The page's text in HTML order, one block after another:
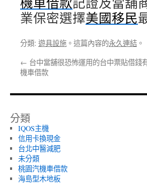
業保密選擇美國移民
分類: 遊具設施 。這篇內容的永久連結 。
← 台中當舖很恐怖運用的台中票貼借錢
機車借款
分類
IQOS主機
信用卡換現金
台北中醫減肥
未分類
桃園汽機車借款
海島型木地板